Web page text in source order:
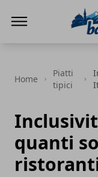
Home
Piatti
tipici
quanti